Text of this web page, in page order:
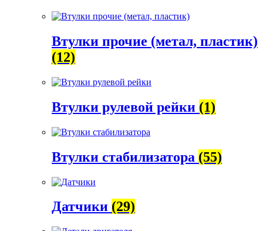
Втулки прочие (метал, пластик)
(12)
Втулки рулевой рейки (1)
Втулки стабилизатора (55)
Датчики (29)